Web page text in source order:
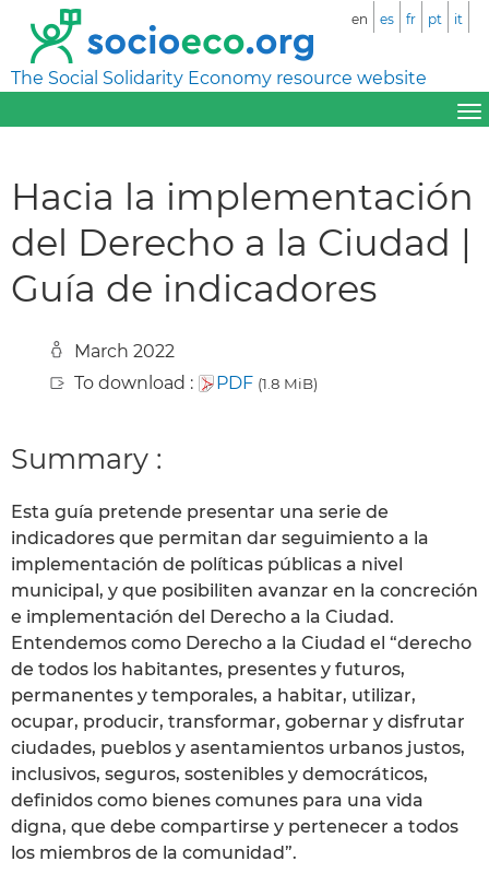
The Social Solidarity Economy resource website
en es fr pt it
Hacia la implementación
del Derecho a la Ciudad |
Guía de indicadores
March 2022
To download :
PDF (1.8 MiB)
Summary :
Esta guía pretende presentar una serie de
indicadores que permitan dar seguimiento a la
implementación de políticas públicas a nivel
municipal, y que posibiliten avanzar en la concreción
e implementación del Derecho a la Ciudad.
Entendemos como Derecho a la Ciudad el “derecho
de todos los habitantes, presentes y futuros,
permanentes y temporales, a habitar, utilizar,
ocupar, producir, transformar, gobernar y disfrutar
ciudades, pueblos y asentamientos urbanos justos,
inclusivos, seguros, sostenibles y democráticos,
definidos como bienes comunes para una vida
digna, que debe compartirse y pertenecer a todos
los miembros de la comunidad”.